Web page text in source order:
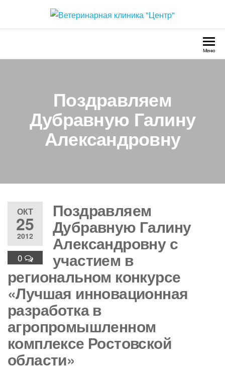
содержимомуВетеринарная клиника
Круглосуточно
Меню
Поздравляем
Дубравную Галину
Александровну
ОКТ
25
2012
0
Поздравляем
Дубравную Галину
Александровну с
участием в
региональном конкурсе
«Лучшая инновационная
разработка в
агропромышленном
комплексе Ростовской
области»